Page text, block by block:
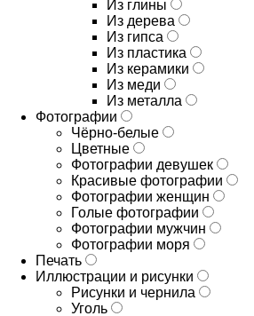
Из глины
Из дерева
Из гипса
Из пластика
Из керамики
Из меди
Из металла
Фотографии
Чёрно-белые
Цветные
Фотографии девушек
Красивые фотографии
Фотографии женщин
Голые фотографии
Фотографии мужчин
Фотографии моря
Печать
Иллюстрации и рисунки
Рисунки и чернила
Уголь